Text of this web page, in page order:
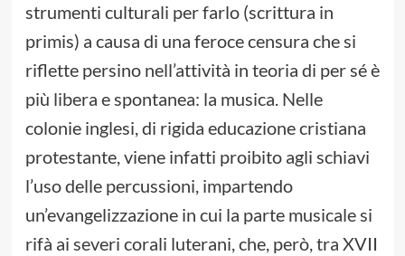
strumenti culturali per farlo (scrittura in
primis) a causa di una feroce censura che si
riflette persino nell’attività in teoria di per sé è
più libera e spontanea: la musica. Nelle
colonie inglesi, di rigida educazione cristiana
protestante, viene infatti proibito agli schiavi
l’uso delle percussioni, impartendo
un’evangelizzazione in cui la parte musicale si
rifà ai severi corali luterani, che, però, tra XVII